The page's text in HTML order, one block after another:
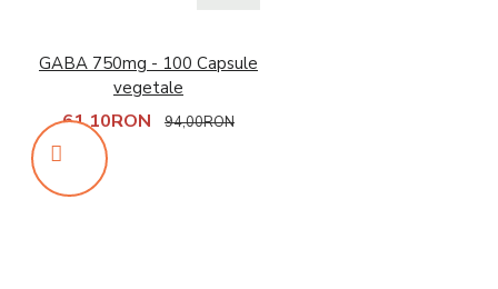
GABA 750mg - 100 Capsule
vegetale
61,10RON 94,00RON